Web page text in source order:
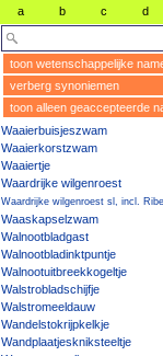
a b c d
toon wetenschappelijke
verberg synoniemen
toon alleen geaccepteerde
Waaierbuisjeszwam
Waaierkorstzwam
Waaiertje
Waardrijke wilgenroest
Waardrijke wilgenroest sl, incl.
Waaskapselzwam
Walnootbladgast
Walnootbladinktpuntje
Walnootuitbreekkogeltje
Walstrobladschijfje
Walstromeeldauw
Wandelstokrijpkelkje
Wandplaatjeskniksteeltje